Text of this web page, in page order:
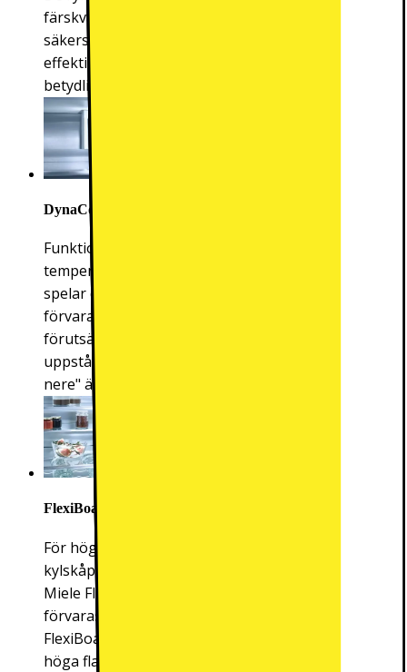
färskvaror. De justerbara öppningarna i lådan
säkerställer att luftfuktigheten bevaras på ett
effektivt sätt. Frukt och grönsaker håller sig fräscha
betydligt längre.
DynaCool
Funktionen DynaCool ger en jämn
temperaturfördelning inuti hela kylskåpet. Det
spelar därmed inte längre någon roll var du
förvarar olika livsmedel, det är samma
förutsättningar överallt. De olika nivåer som
uppstår i vanliga kylskåp "varmare uppe, kallare
nere" är historia nu när DynaCool finns.
FlexiBoard
För höga behållare finns det normalt bara plats i
kylskåpsdörren. Tack vare den delade glasbotten i
Miele FlexiBoard kan dessa behållare nu även
förvaras i kyldelen. Skjut den främre delen av
FlexiBoard under den bakre. Detta skapar plats för
höga flaskor eller mjölkpaket i det främre området.